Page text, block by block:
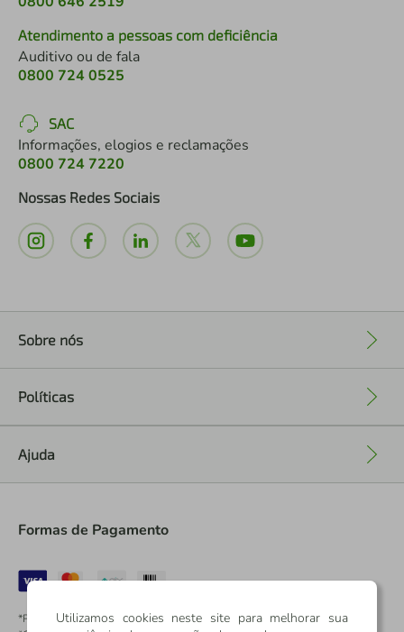
Atendimento a pessoas com deficiência
Auditivo ou de fala
0800 724 0525
SAC
Informações, elogios e reclamações
0800 724 7220
Nossas Redes Sociais
Sobre nós
Políticas
Ajuda
Formas de Pagamento
*Pontos dos Cartões Sicredi
Utilizamos cookies neste site para melhorar sua